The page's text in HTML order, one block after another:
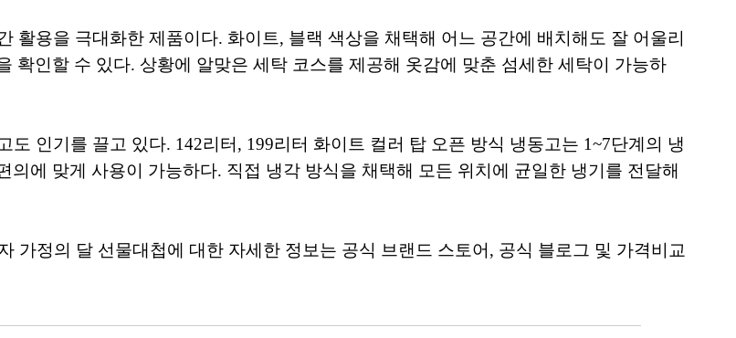
활용을 극대화한 제품이다. 화이트, 블랙 색상을 채택해 어느 공간에 배치해도 잘 어울리
확인할 수 있다. 상황에 알맞은 세탁 코스를 제공해 옷감에 맞춘 섬세한 세탁이 가능하
인기를 끌고 있다. 142리터, 199리터 화이트 컬러 탑 오픈 방식 냉동고는 1~7단계의 냉
에 맞게 사용이 가능하다. 직접 냉각 방식을 채택해 모든 위치에 균일한 냉기를 전달해
가정의 달 선물대첩에 대한 자세한 정보는 공식 브랜드 스토어, 공식 블로그 및 가격비교